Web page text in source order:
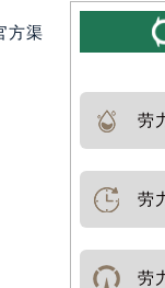
方渠
劳
劳
劳